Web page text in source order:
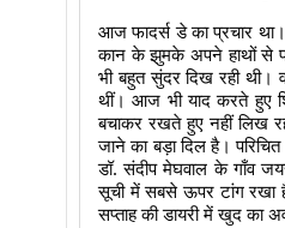
आज फादर्स डे का प्रचार
कान के झुमके अपने हाथों से
भी बहुत सुंदर दिख रही थी।
थीं। आज भी याद करते हुए
बचाकर रखते हुए नहीं लिख
जाने का बड़ा दिल है।
डॉ. संदीप मेघवाल के गाँव
सूची में सबसे ऊपर टांग रखा
सप्ताह की डायरी में खुद